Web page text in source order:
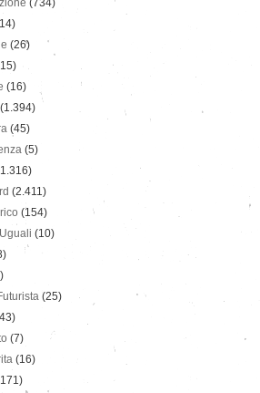
(734)
(26)
(16)
(1.394)
(45)
(5)
(2.411)
(154)
(10)
(25)
(7)
(16)